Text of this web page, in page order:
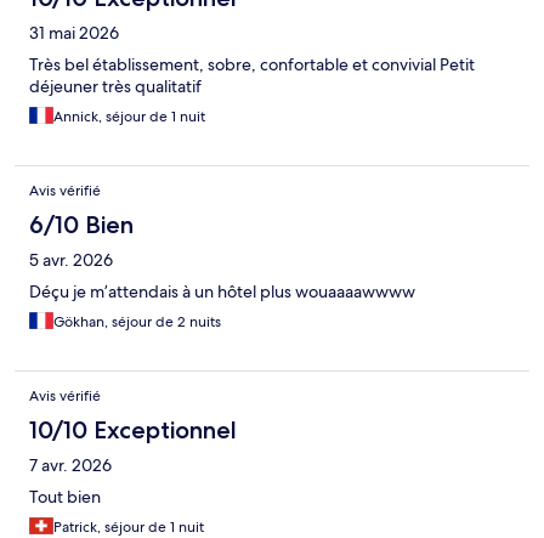
31 mai 2026
Très bel établissement, sobre, confortable et convivial Petit
déjeuner très qualitatif
Annick, séjour de 1 nuit
Avis vérifié
6/10 Bien
5 avr. 2026
Déçu je m’attendais à un hôtel plus wouaaaawwww
Gökhan, séjour de 2 nuits
Avis vérifié
10/10 Exceptionnel
7 avr. 2026
Tout bien
Patrick, séjour de 1 nuit